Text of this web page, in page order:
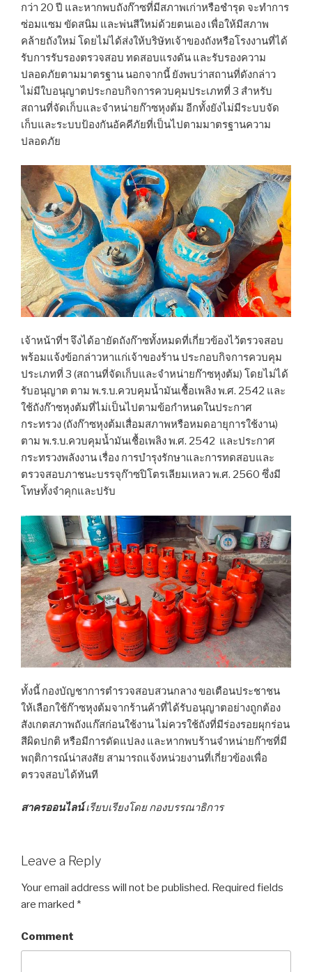
กว่า 20 ปี และหากพบถังก๊าซที่มีสภาพเก่าหรือชำรุด จะทำการ
ซ่อมแซม ขัดสนิม และพ่นสีใหม่ด้วยตนเอง เพื่อให้มีสภาพ
คล้ายถังใหม่ โดยไม่ได้ส่งให้บริษัทเจ้าของถังหรือโรงงานที่ได้
รับการรับรองตรวจสอบ ทดสอบแรงดัน และรับรองความ
ปลอดภัยตามมาตรฐาน นอกจากนี้ ยังพบว่าสถานที่ดังกล่าว
ไม่มีใบอนุญาตประกอบกิจการควบคุมประเภทที่ 3 สำหรับ
สถานที่จัดเก็บและจำหน่ายก๊าซหุงต้ม อีกทั้งยังไม่มีระบบจัด
เก็บและระบบป้องกันอัคคีภัยที่เป็นไปตามมาตรฐานความ
ปลอดภัย
เจ้าหน้าที่ฯ จึงได้อายัดถังก๊าซทั้งหมดที่เกี่ยวข้องไว้ตรวจสอบ
พร้อมแจ้งข้อกล่าวหาแก่เจ้าของร้าน ประกอบกิจการควบคุม
ประเภทที่ 3 (สถานที่จัดเก็บและจำหน่ายก๊าซหุงต้ม) โดยไม่ได้
รับอนุญาต ตาม พ.ร.บ.ควบคุมน้ำมันเชื้อเพลิง พ.ศ. 2542 และ
ใช้ถังก๊าซหุงต้มที่ไม่เป็นไปตามข้อกำหนดในประกาศ
กระทรวง (ถังก๊าซหุงต้มเสื่อมสภาพหรือหมดอายุการใช้งาน)
ตาม พ.ร.บ.ควบคุมน้ำมันเชื้อเพลิง พ.ศ. 2542 และประกาศ
กระทรวงพลังงาน เรื่อง การบำรุงรักษาและการทดสอบและ
ตรวจสอบภาชนะบรรจุก๊าซปิโตรเลียมเหลว พ.ศ. 2560 ซึ่งมี
โทษทั้งจำคุกและปรับ
ทั้งนี้ กองบัญชาการตำรวจสอบสวนกลาง ขอเตือนประชาชน
ให้เลือกใช้ก๊าซหุงต้มจากร้านค้าที่ได้รับอนุญาตอย่างถูกต้อง
สังเกตสภาพถังแก๊สก่อนใช้งาน ไม่ควรใช้ถังที่มีร่องรอยผุกร่อน
สีผิดปกติ หรือมีการดัดแปลง และหากพบร้านจำหน่ายก๊าซที่มี
พฤติการณ์น่าสงสัย สามารถแจ้งหน่วยงานที่เกี่ยวข้องเพื่อ
ตรวจสอบได้ทันที
สาครออนไลน์เรียบเรียงโดย กองบรรณาธิการ
Leave a Reply
Your email address will not be published. Required fields
are marked *
Comment